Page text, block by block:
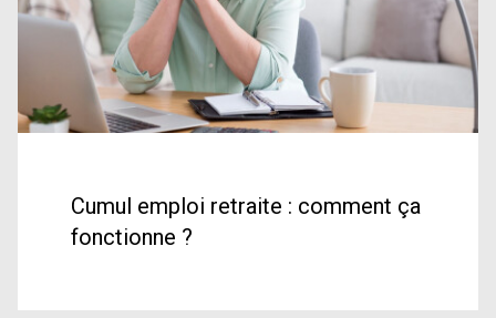
Cumul emploi retraite : comment ça
fonctionne ?